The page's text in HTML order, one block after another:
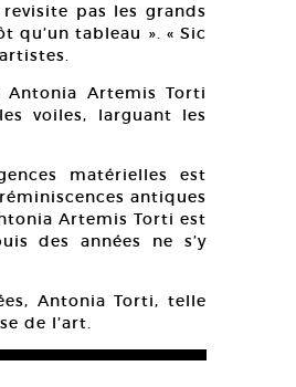
pas les grands
qu’un tableau ». « Sic
Artemis Torti
voiles, larguant les
matérielles est
antiques
Artemis Torti est
des années ne s’y
Antonia Torti, telle
de l’art.